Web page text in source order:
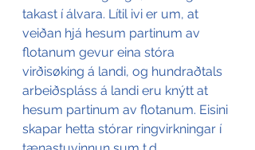
takast í álvara. Lítil ivi er um, at
veiðan hjá hesum partinum av
flotanum gevur eina stóra
virðisøking á landi, og hundraðtals
arbeiðspláss á landi eru knýtt at
hesum partinum av flotanum. Eisini
skapar hetta stórar ringvirkningar í